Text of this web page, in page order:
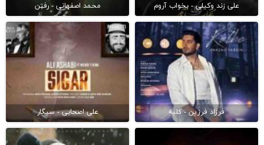
علی زند وکیلی - بخواب آروم محمد اصفهانی - رفتن
فرزاد فرزین - کلبه علی اصحابی - سیگار